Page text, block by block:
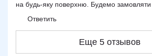
на будь-яку поверхню. Будемо
Ответить
Еще 5 отзывов